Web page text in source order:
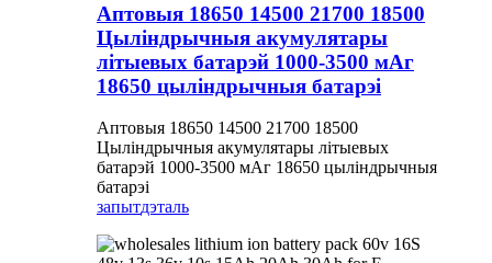
Аптовыя 18650 14500 21700 18500
Цыліндрычныя акумулятары
літыевых батарэй 1000-3500 мАг
18650 цыліндрычныя батарэі
Аптовыя 18650 14500 21700 18500
Цыліндрычныя акумулятары літыевых
батарэй 1000-3500 мАг 18650 цыліндрычныя
батарэі
запытдэталь